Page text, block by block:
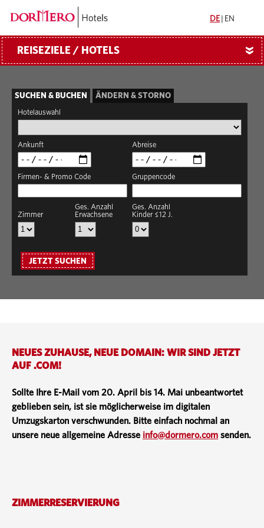
DE EN
REISEZIELE / HOTELS »
SUCHEN & BUCHEN ÄNDERN & STORNO
Hotelauswahl
Ankunft Abreise
Firmen- & Promo Code Gruppencode
Zimmer
Ges. Anzahl
Erwachsene
Ges. Anzahl
Kinder ≤12 J.
JETZT SUCHEN
NEUES ZUHAUSE, NEUE DOMAIN: WIR SIND JETZT
AUF .COM!
Sollte Ihre E-Mail vom 20. April bis 14. Mai unbeantwortet
geblieben sein, ist sie möglicherweise im digitalen
Umzugskarton verschwunden. Bitte einfach nochmal an
unsere neue allgemeine Adresse info@dormero.com senden.
ZIMMERRESERVIERUNG